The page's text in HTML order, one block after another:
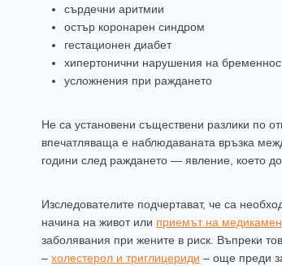
сърдечни аритмии
остър коронарен синдром
гестационен диабет
хипертонични нарушения на
усложнения при раждането
Не са установени съществени разлики по
впечатляваща е наблюдаваната връзка
години след раждането — явление, което
Изследователите подчертават, че са
начина на живот или приемът на
заболявания при жените в риск. Въпреки
– холестерол и триглицериди – още преди